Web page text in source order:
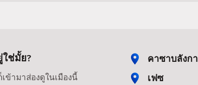
ช่มั้ย?
ข้ามาส่องดูในเมืองนี้
คาซาบลังกา
เฟซ